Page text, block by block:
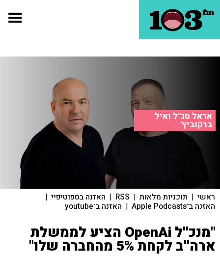
אראל סג"ל ואיל
ברקוביץ'
ראשי | תוכניות מלאות |
RSS
| האזנה בספוטיפיי |
האזנה ב־Apple Podcasts | האזנה ב־youtube
"מנכ''ל OpenAi הציע לממשלת
ארה''ב לקחת 5% מהחברה שלו"